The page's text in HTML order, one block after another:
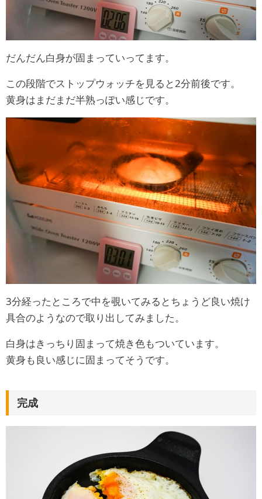
だんだん白身が固まっていってます。
この段階でストップウォッチを見ると2分前後です。
黄身はまだまだ半熟っぽい感じです。
3分経ったところで中を覗いてみるとちょうど良い焼け
具合のようなので取り出してみました。
白身はきっちり固まって焼き色もついています。
黄身も良い感じに固まってそうです。
完成